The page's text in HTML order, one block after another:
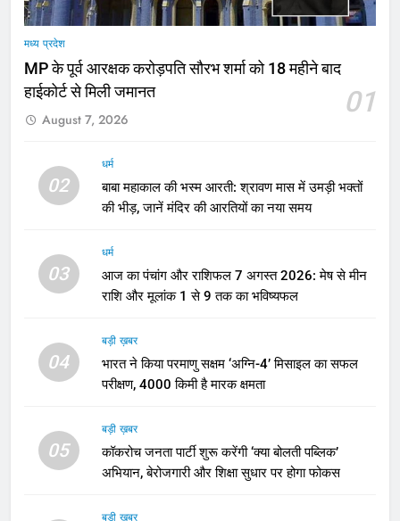
मध्य प्रदेश
MP के पूर्व आरक्षक करोड़पति सौरभ शर्मा को 18 महीने बाद
हाईकोर्ट से मिली जमानत
01
August 7, 2026
02
धर्म
बाबा महाकाल की भस्म आरती: श्रावण मास में उमड़ी भक्तों
की भीड़, जानें मंदिर की आरतियों का नया समय
03
धर्म
आज का पंचांग और राशिफल 7 अगस्त 2026: मेष से मीन
राशि और मूलांक 1 से 9 तक का भविष्यफल
04
बड़ी ख़बर
भारत ने किया परमाणु सक्षम ‘अग्नि-4’ मिसाइल का सफल
परीक्षण, 4000 किमी है मारक क्षमता
05
बड़ी ख़बर
कॉकरोच जनता पार्टी शुरू करेंगी ‘क्या बोलती पब्लिक’
अभियान, बेरोजगारी और शिक्षा सुधार पर होगा फोकस